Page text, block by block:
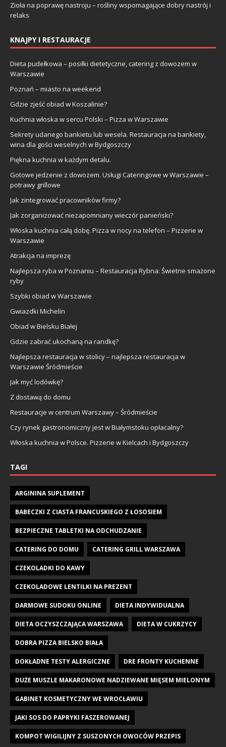
Zioła na poprawę nastroju – rośliny wspomagające dobry nastrój i
relaks
KNAJPY I RESTAURACJE
Dieta pudełkowa – posiłki dietetyczne, catering z dowozem w
Warszawie
Poznań – miasto na weekend
Gdzie zjeść obiad w Koszalinie?
Kuchnia włoska w sercu Polski – Pizza w Warszawie
Sekrety udanego bankietu lub wesela. Restauracja na bankiety,
wina dla gości weselnych w Bydgoszczy
Piękna kuchnia w każdym detalu.
Gotowe jedzenie z dowozem. Usługi Cateringowe w Warszawie –
potrawy grillowe
Jak zintegrować pracowników firmy?
Jak zorganizować niezapomniany wieczór panieński?
Włoska kuchnia całą dobę. Pizza w nocy na telefon – Pizzerie w
Warszawie
Atrakcja na imprezę
Najlepsza ryba w Poznaniu – Restauracja Rybna: Świetne smażone
ryby
Szybki obiad w Warszawie
Gwiazdki Michelin
Obiad w Bielsku Białej
Gdzie zabrać ukochaną na randkę?
Najlepsza restauracja w stolicy – najlepsza restauracja w
Warszawie Śródmieście
Jak myć lodówkę?
Z dostawą do domu
Restauracje w centrum Warszawy – Śródmieście
Czy rynek gastronomiczny jest w Białymstoku opłacalny?
Włoska kuchnia w Polsce. Pizzerie w Kielcach i Bydgoszczy
TAGI
ARGININA SUPLEMENT
BABECZKI Z CIASTA FRANCUSKIEGO Z ŁOSOSIEM
BEZPIECZNE TABLETKI NA ODCHUDZANIE
CATERING DO DOMU CATERING GRILL WARSZAWA
CZEKOLADKI DO KAWY
CZEKOLADOWE LENTILKI NA PREZENT
DARMOWE SUDOKU ONLINE DIETA INDYWIDUALNA
DIETA OCZYSZCZAJĄCA WARSZAWA DIETA W CUKRZYCY
DOBRA PIZZA BIELSKO BIAŁA
DOKŁADNE TESTY ALERGICZNE DRE FRONTY KUCHENNE
DUŻE MUSZLE MAKARONOWE NADZIEWANE MIĘSEM MIELONYM
GABINET KOSMETYCZNY WE WROCŁAWIU
JAKI SOS DO PAPRYKI FASZEROWANEJ
KOMPOT WIGILIJNY Z SUSZONYCH OWOCÓW PRZEPIS